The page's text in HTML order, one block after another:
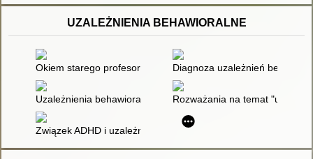
UZALEŻNIENIA BEHAWIORALNE
Okiem starego profesora. (73), Diagnoza uzależnień
Uzależnienia behawioralne Rozważania na temat
Związek ADHD i uzależnień behawioralnych u osób dorosłych